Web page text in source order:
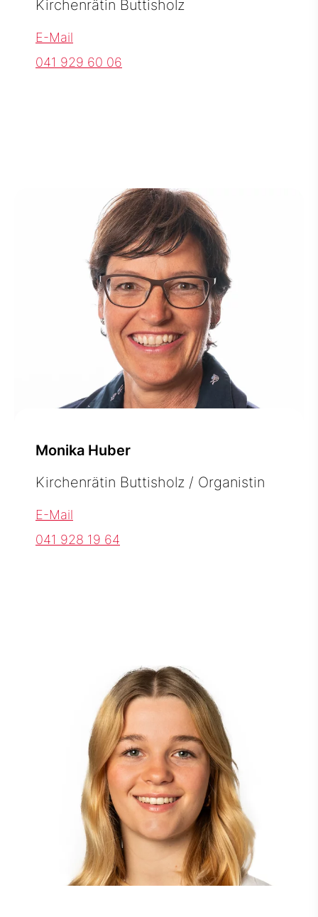
Kirchenrätin Buttisholz
E-Mail
041 929 60 06
Monika Huber
Kirchenrätin Buttisholz / Organistin
E-Mail
041 928 19 64